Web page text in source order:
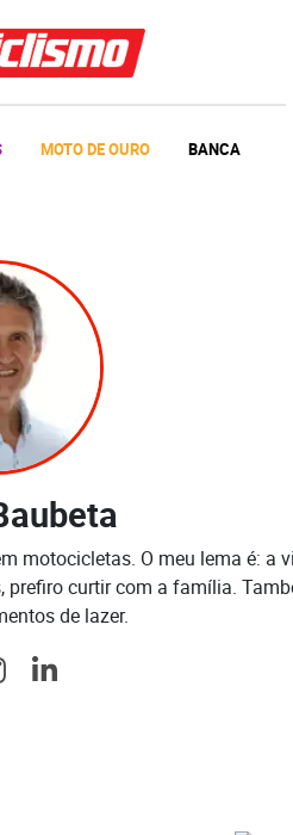
MOTO DE OURO BANCA
motocicletas. O meu lema é: a
curtir com a família.
de lazer.